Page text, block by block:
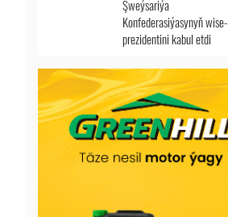
Şweýsariýa
Konfederasiýasynyň wise-
prezidentini kabul etdi